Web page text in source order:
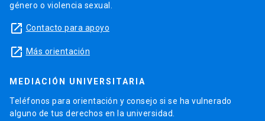
género o violencia sexual.
launch Contacto para apoyo
launch Más orientación
MEDIACIÓN UNIVERSITARIA
Teléfonos para orientación y consejo si se ha vulnerado
alguno de tus derechos en la universidad.